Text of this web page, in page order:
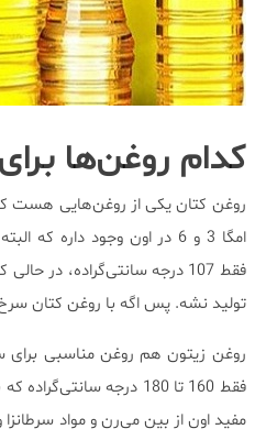
کدام روغن‌ها
روغن کتان یکی از روغن‌هایی هست
امگا 3 و 6 در اون وجود
تولید نشه. پس اگه با روغن کتان
فقط 160 تا 180 درجه
مفید اون از بین می‌رن و مواد